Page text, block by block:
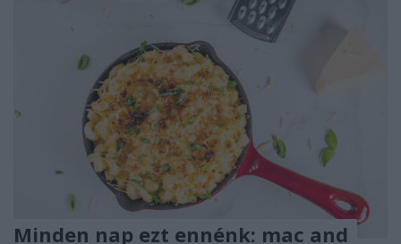
Minden nap ezt ennénk: mac and